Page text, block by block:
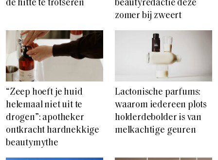
de hitte te trotseren
beautyredactie deze
zomer bij zweert
“Zeep hoeft je huid
helemaal niet uit te
drogen”: apotheker
ontkracht hardnekkige
beautymythe
Lactonische parfums:
waarom iedereen plots
holderdebolder is van
melkachtige geuren